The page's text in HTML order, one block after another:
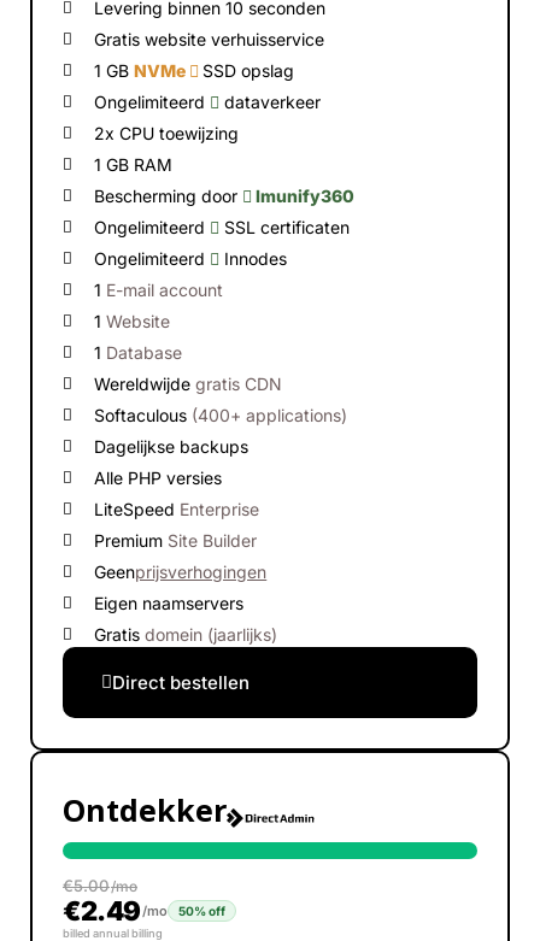
Levering binnen 10 seconden
Gratis website verhuisservice
1 GBNVMe
SSD opslag
Ongelimiteerd
dataverkeer
2x CPU toewijzing
1 GB RAM
Bescherming door
Imunify360
Ongelimiteerd
SSL certificaten
Ongelimiteerd
Innodes
1 E-mail account
1Website
1 Database
Wereldwijdegratis CDN
Softaculous (400+ applications)
Dagelijkse backups
Alle PHP versies
LiteSpeed Enterprise
Premium Site Builder
Geenprijsverhogingen
Eigen naamservers
Gratisdomein (jaarlijks)
Direct bestellen
Ontdekker
€5.00/mo
€2.49 /mo 50% off
billed annual billing